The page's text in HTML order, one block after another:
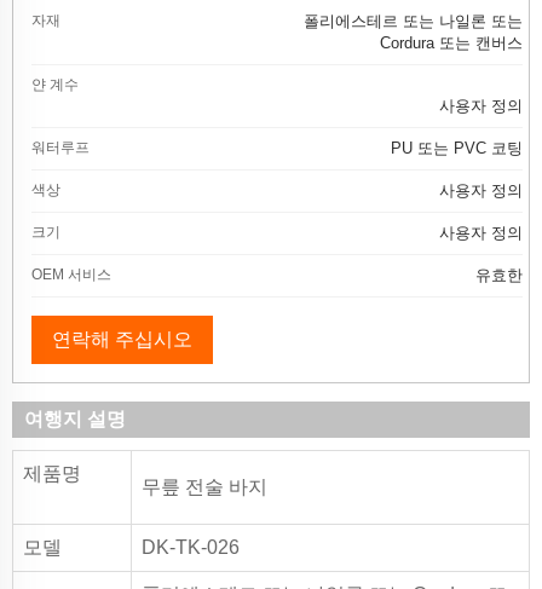
자재
폴리에스테르 또는 나일론 또는
Cordura 또는 캔버스
얀 계수
사용자 정의
워터루프 PU 또는 PVC 코팅
색상 사용자 정의
크기 사용자 정의
OEM 서비스 유효한
연락해 주십시오
여행지 설명
제품명
무릎 전술 바지
모델 DK-TK-026